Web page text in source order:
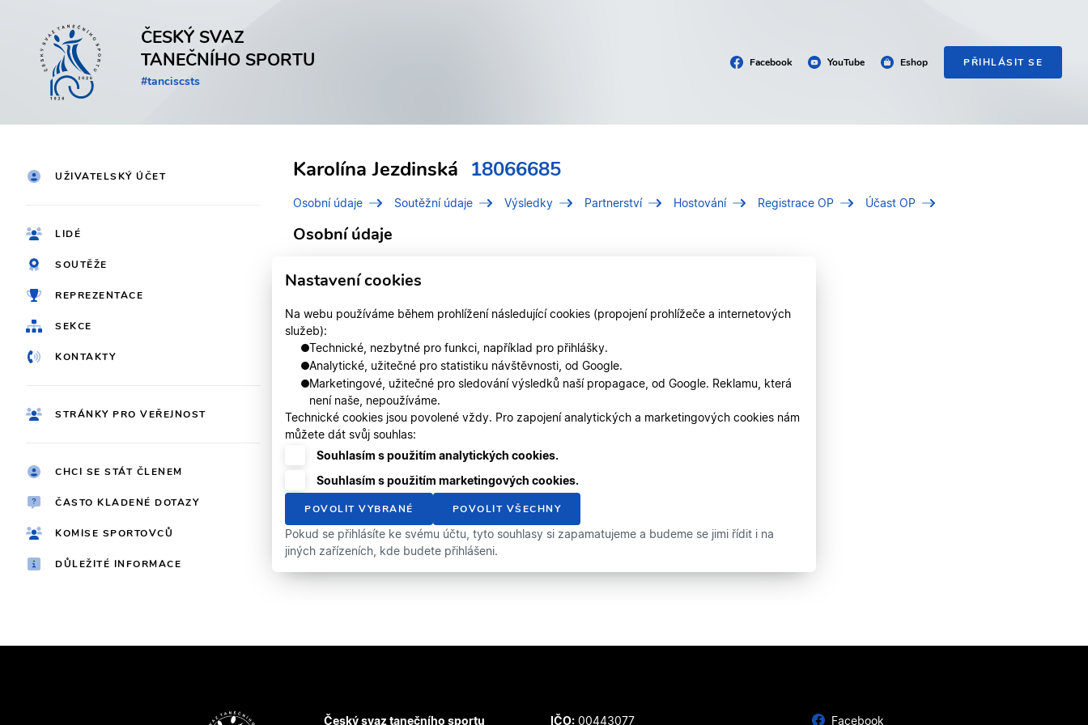
ČESKÝ SVAZ
TANEČNÍHO SPORTU
#tanciscsts
Facebook YouTube Eshop PŘIHLÁSIT SE
UŽIVATELSKÝ ÚČET
LIDÉ
SOUTĚŽE
REPREZENTACE
SEKCE
KONTAKTY
STRÁNKY PRO VEŘEJNOST
CHCI SE STÁT ČLENEM
ČASTO KLADENÉ DOTAZY
KOMISE SPORTOVCŮ
DŮLEŽITÉ INFORMACE
Karolína Jezdinská 18066685
Osobní údaje Soutěžní údaje Výsledky Partnerství Hostování Registrace OP Účast OP
Osobní údaje
Identifikační číslo (IDT)
Registrován v klubu COOL DANCE
Český svaz tanečního sportu IČO:00443077 Facebook
Nastavení cookies
Na webu používáme během prohlížení následující cookies (propojení prohlížeče a internetových
služeb):
Technické, nezbytné pro funkci, například pro přihlášky.
Analytické, užitečné pro statistiku návštěvnosti, od Google.
Marketingové, užitečné pro sledování výsledků naší propagace, od Google. Reklamu, která
není naše, nepoužíváme.
Technické cookies jsou povolené vždy. Pro zapojení analytických a marketingových cookies nám
můžete dát svůj souhlas:
Souhlasím s použitím analytických cookies.
Souhlasím s použitím marketingových cookies.
POVOLIT VYBRANÉ POVOLIT VŠECHNY
Pokud se přihlásíte ke svému účtu, tyto souhlasy si zapamatujeme a budeme se jimi řídit i na
jiných zařízeních, kde budete přihlášeni.